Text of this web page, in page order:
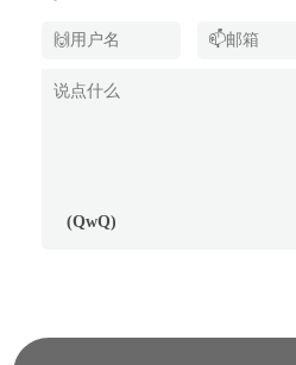
(QwQ)